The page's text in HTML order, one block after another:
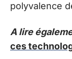
polyvalence
A lire
ces